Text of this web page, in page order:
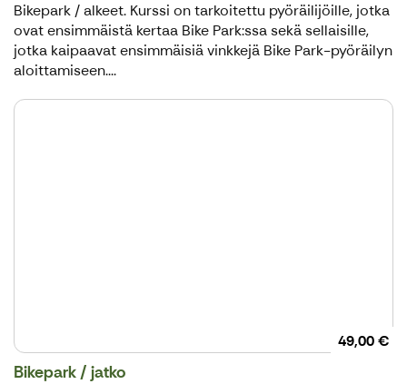
Bikepark / alkeet. Kurssi on tarkoitettu pyöräilijöille, jotka
ovat ensimmäistä kertaa Bike Park:ssa sekä sellaisille,
jotka kaipaavat ensimmäisiä vinkkejä Bike Park-pyöräilyn
aloittamiseen....
49,00 €
Bikepark / jatko